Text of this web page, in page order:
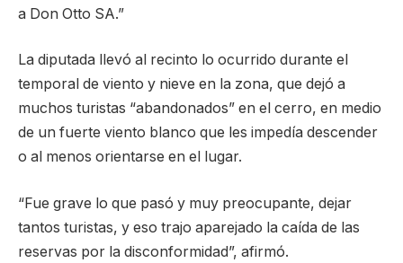
a Don Otto SA.”
La diputada llevó al recinto lo ocurrido durante el
temporal de viento y nieve en la zona, que dejó a
muchos turistas “abandonados” en el cerro, en medio
de un fuerte viento blanco que les impedía descender
o al menos orientarse en el lugar.
“Fue grave lo que pasó y muy preocupante, dejar
tantos turistas, y eso trajo aparejado la caída de las
reservas por la disconformidad”, afirmó.